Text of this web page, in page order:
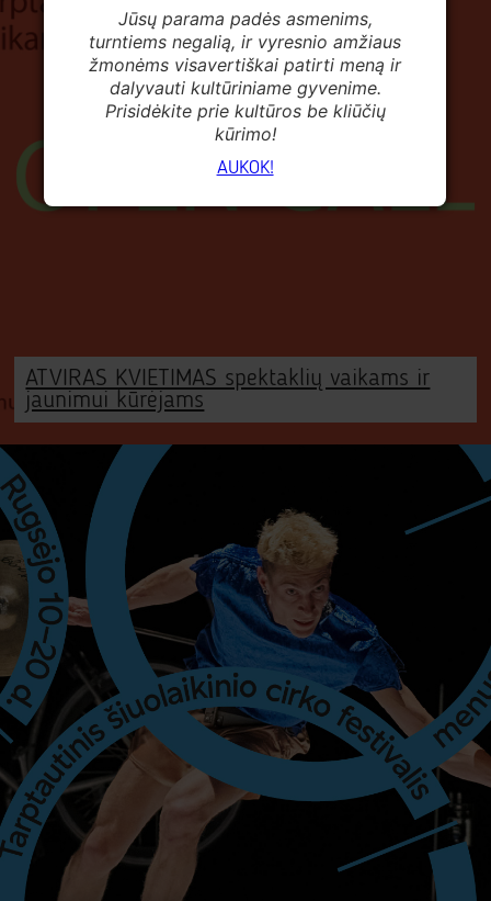
ATVIRAS KVIETIMAS spektaklių vaikams ir
jaunimui kūrėjams
Jūsų parama padės asmenims,
turntiems negalią, ir vyresnio amžiaus
žmonėms visavertiškai patirti meną ir
dalyvauti kultūriniame gyvenime.
Prisidėkite prie kultūros be kliūčių
kūrimo!
AUKOK!